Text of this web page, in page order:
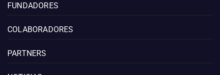
FUNDADORES
COLABORADORES
PARTNERS